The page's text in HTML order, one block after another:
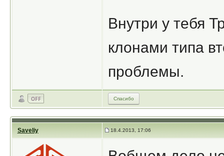
Внутри у тебя
клонами типа
проблемы.
Спасибо
Saveliy 18.4.2013, 17:06